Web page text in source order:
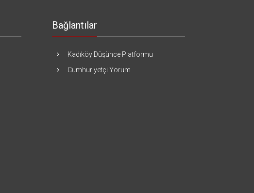
Bağlantılar
Kadıköy Düşünce Platformu
Cumhuriyetçi Yorum